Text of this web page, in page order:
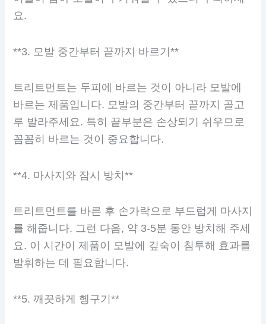
요.
**3. 모발 중간부터 끝까지 바르기**
트리트먼트는 두피에 바르는 것이 아니라 모발에
바르는 제품입니다. 모발의 중간부터 끝까지 골고
루 발라주세요. 특히 끝부분은 손상되기 쉬우므로
꼼꼼히 바르는 것이 중요합니다.
**4. 마사지와 잠시 방치**
트리트먼트를 바른 후 손가락으로 부드럽게 마사지
를 해줍니다. 그런 다음, 약 3-5분 동안 방치해 주세
요. 이 시간이 제품이 모발에 깊숙이 침투해 효과를
발휘하는 데 필요합니다.
**5. 깨끗하게 헹구기**